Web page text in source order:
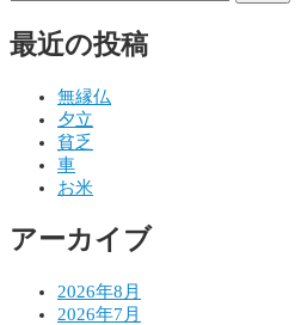
ビ
ン
最近の投稿
無縁仏
夕立
貧乏
車
お米
アーカイブ
2026年8月
2026年7月